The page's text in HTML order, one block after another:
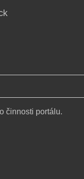
činnosti portálu.